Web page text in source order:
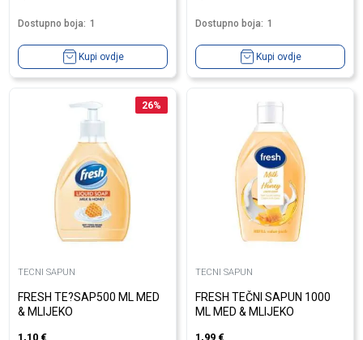
Dostupno boja: 1
Kupi ovdje
Dostupno boja: 1
Kupi ovdje
26%
TECNI SAPUN
FRESH TE?SAP500 ML MED
& MLIJEKO
1,10 €
TECNI SAPUN
FRESH TEČNI SAPUN 1000
ML MED & MLIJEKO
1,99 €